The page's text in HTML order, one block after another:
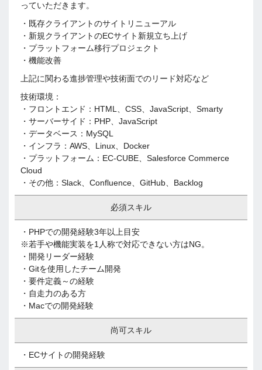
っていただきます。
・既存クライアントのサイトリニューアル
・新規クライアントのECサイト新規立ち上げ
・プラットフォーム移行プロジェクト
・機能改善
上記に関わる進捗管理や技術面でのリード対応など
技術環境：
・フロントエンド：HTML、CSS、JavaScript、Smarty
・サーバーサイド：PHP、JavaScript
・データベース：MySQL
・インフラ：AWS、Linux、Docker
・プラットフォーム：EC-CUBE、Salesforce Commerce
Cloud
・その他：Slack、Confluence、GitHub、Backlog
必須スキル
・PHPでの開発経験3年以上目安
※若手や機能実装を1人称で対応できない方はNG。
・開発リーダー経験
・Gitを使用したチーム開発
・要件定義～の経験
・自走力のある方
・Macでの開発経験
尚可スキル
・ECサイトの開発経験